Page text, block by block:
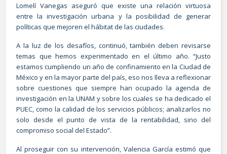
Lomelí Vanegas aseguró que existe una relación virtuosa
entre la investigación urbana y la posibilidad de generar
políticas que mejoren el hábitat de las ciudades.
A la luz de los desafíos, continuó, también deben revisarse
temas que hemos experimentado en el último año. “Justo
estamos cumpliendo un año de confinamiento en la Ciudad de
México y en la mayor parte del país, eso nos lleva a reflexionar
sobre cuestiones que siempre han ocupado la agenda de
investigación en la UNAM y sobre los cuales se ha dedicado el
PUEC, como la calidad de los servicios públicos; analizarlos no
solo desde el punto de vista de la rentabilidad, sino del
compromiso social del Estado”.
Al proseguir con su intervención, Valencia García estimó que